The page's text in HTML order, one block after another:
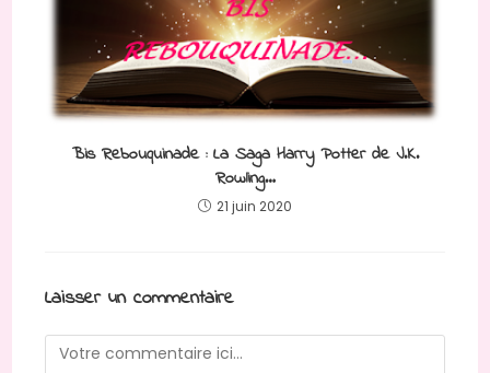
Bis Rebouquinade : La Saga Harry Potter de J.K.
Rowling…
21 juin 2020
Laisser un commentaire
Comment